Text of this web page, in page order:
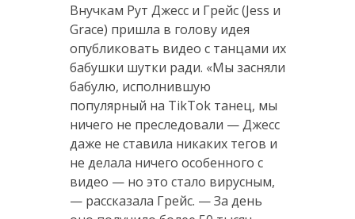
Внучкам Рут Джесс и Грейс (Jess и
Grace) пришла в голову идея
опубликовать видео с танцами их
бабушки шутки ради. «Мы засняли
бабулю, исполнившую
популярный на TikTok танец, мы
ничего не преследовали — Джесс
даже не ставила никаких тегов и
не делала ничего особенного с
видео — но это стало вирусным,
— рассказала Грейс. — За день